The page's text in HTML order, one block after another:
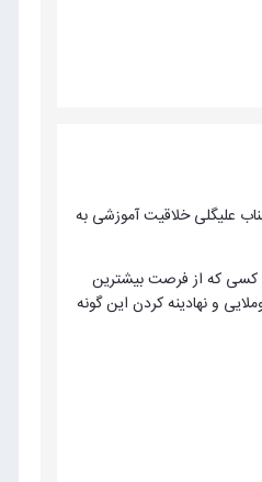
علیگلی خلاقیت آموزشی به
و کسی که از فرصت بیشترین
و نهادینه کردن این گونه